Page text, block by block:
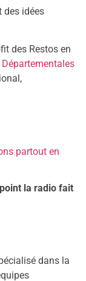
des idées
des Restos en
partout en
la radio fait
dans la